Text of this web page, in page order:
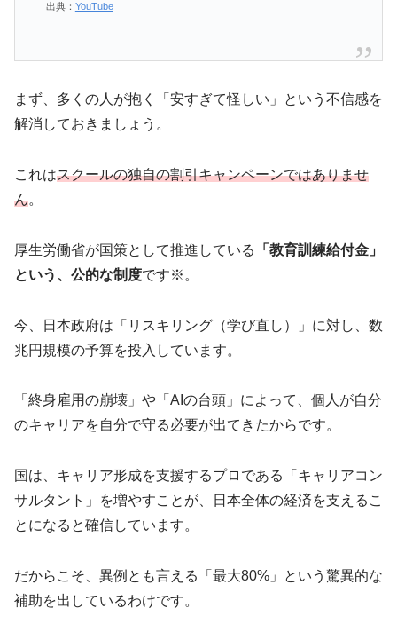
出典： YouTube
まず、多くの人が抱く「安すぎて怪しい」という不信感を
解消しておきましょう。
これはスクールの独自の割引キャンペーンではありませ
ん。
厚生労働省が国策として推進している
「教育訓練給付金」
という、公的な制度です※。
今、日本政府は「リスキリング（学び直し）」に対し、数
兆円規模の予算を投入しています。
「終身雇用の崩壊」や「AIの台頭」によって、個人が自分
のキャリアを自分で守る必要が出てきたからです。
国は、キャリア形成を支援するプロである「キャリアコン
サルタント」を増やすことが、日本全体の経済を支えるこ
とになると確信しています。
だからこそ、異例とも言える「最大80%」という驚異的な
補助を出しているわけです。